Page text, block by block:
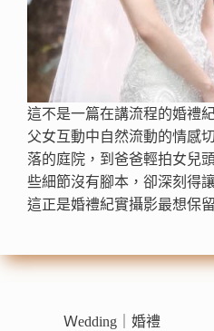
這不是一篇在講流程的婚禮
父女互動中自然流動的情感
落的庭院，到爸爸輕拍女兒
些細節沒有腳本，卻深刻得
這正是婚禮紀實攝影最想保
Ｗedding｜婚禮